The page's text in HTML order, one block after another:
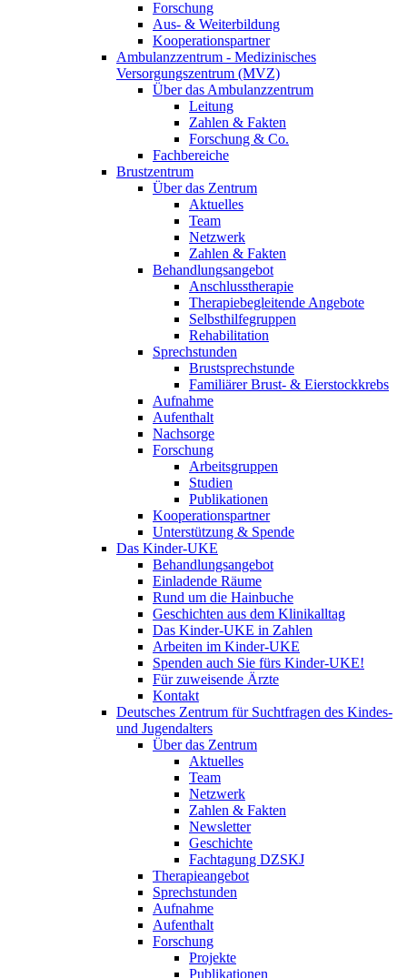
Forschung
Aus- & Weiterbildung
Kooperationspartner
Ambulanzzentrum - Medizinisches
Versorgungszentrum (MVZ)
Über das Ambulanzzentrum
Leitung
Zahlen & Fakten
Forschung & Co.
Fachbereiche
Brustzentrum
Über das Zentrum
Aktuelles
Team
Netzwerk
Zahlen & Fakten
Behandlungsangebot
Anschlusstherapie
Therapiebegleitende Angebote
Selbsthilfegruppen
Rehabilitation
Sprechstunden
Brustsprechstunde
Familiärer Brust- & Eierstockkrebs
Aufnahme
Aufenthalt
Nachsorge
Forschung
Arbeitsgruppen
Studien
Publikationen
Kooperationspartner
Unterstützung & Spende
Das Kinder-UKE
Behandlungsangebot
Einladende Räume
Rund um die Hainbuche
Geschichten aus dem Klinikalltag
Das Kinder-UKE in Zahlen
Arbeiten im Kinder-UKE
Spenden auch Sie fürs Kinder-UKE!
Für zuweisende Ärzte
Kontakt
Deutsches Zentrum für Suchtfragen des Kindes-
und Jugendalters
Über das Zentrum
Aktuelles
Team
Netzwerk
Zahlen & Fakten
Newsletter
Geschichte
Fachtagung DZSKJ
Therapieangebot
Sprechstunden
Aufnahme
Aufenthalt
Forschung
Projekte
Publikationen